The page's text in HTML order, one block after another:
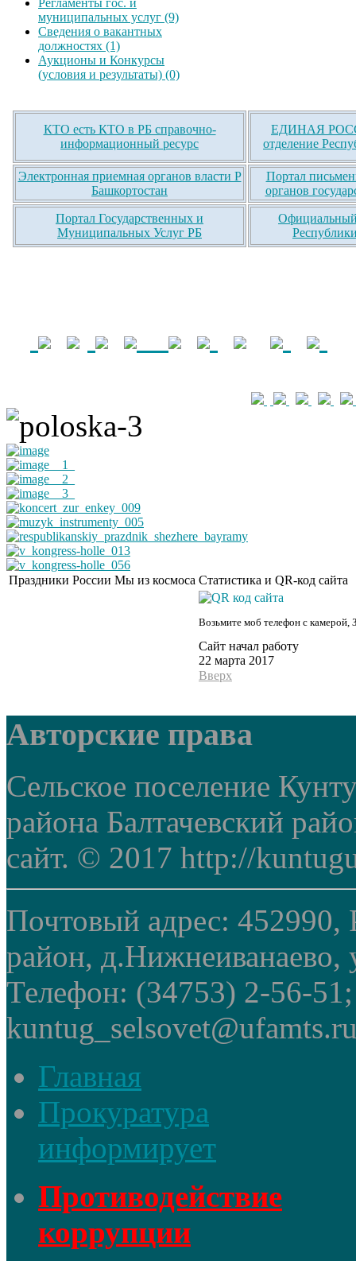
Регламенты гос. и
муниципальных услуг (9)
Сведения о вакантных
должностях (1)
Аукционы и Конкурсы
(условия и результаты) (0)
КТО есть КТО в РБ справочно-
информационный ресурс
ЕДИНАЯ
отделение
Электронная приемная органов власти Р
Башкортостан
Портал
органов
Портал Государственных и
Муниципальных Услуг РБ
Официальный
Праздники России Мы из космоса Статистика и QR-код сайта
Возьмите моб телефон с камерой,
Сайт начал работу
22 марта 2017
Вверх
Авторские права
Сельское поселение
района Балтачевский
сайт. © 2017 http://
Почтовый адрес: 452990,
район, д.Нижнеиванаево,
Телефон: (34753) 2-56-
Главная
Прокуратура
информирует
Противодействие
коррупции